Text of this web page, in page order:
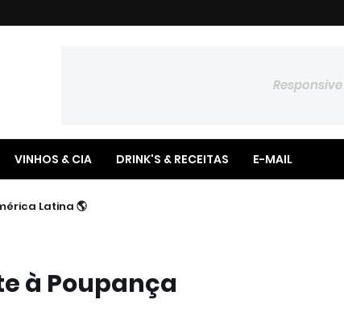
VINHOS & CIA DRINK'S & RECEITAS E-MAIL
📉 Copom Reduz Taxa Selic para 14,00% ao ano
à Poupança